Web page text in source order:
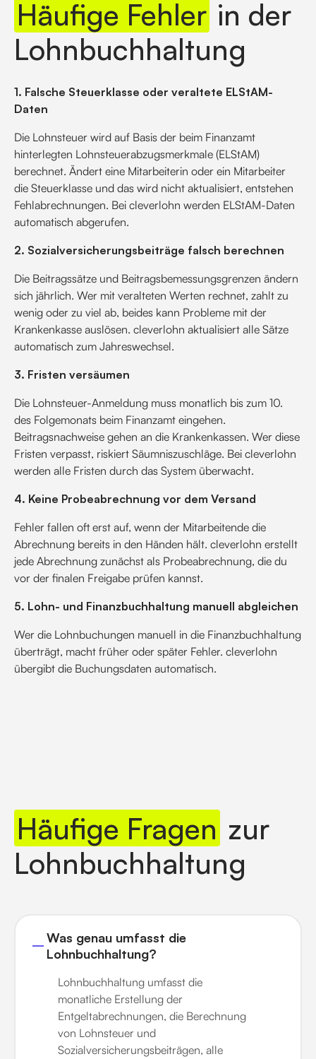
Häufige Fehler in der
Lohnbuchhaltung
1. Falsche Steuerklasse oder veraltete ELStAM-
Daten
Die Lohnsteuer wird auf Basis der beim Finanzamt
hinterlegten Lohnsteuerabzugsmerkmale (ELStAM)
berechnet. Ändert eine Mitarbeiterin oder ein Mitarbeiter
die Steuerklasse und das wird nicht aktualisiert, entstehen
Fehlabrechnungen. Bei cleverlohn werden ELStAM-Daten
automatisch abgerufen.
2. Sozialversicherungsbeiträge falsch berechnen
Die Beitragssätze und Beitragsbemessungsgrenzen ändern
sich jährlich. Wer mit veralteten Werten rechnet, zahlt zu
wenig oder zu viel ab, beides kann Probleme mit der
Krankenkasse auslösen. cleverlohn aktualisiert alle Sätze
automatisch zum Jahreswechsel.
3. Fristen versäumen
Die Lohnsteuer-Anmeldung muss monatlich bis zum 10.
des Folgemonats beim Finanzamt eingehen.
Beitragsnachweise gehen an die Krankenkassen. Wer diese
Fristen verpasst, riskiert Säumniszuschläge. Bei cleverlohn
werden alle Fristen durch das System überwacht.
4. Keine Probeabrechnung vor dem Versand
Fehler fallen oft erst auf, wenn der Mitarbeitende die
Abrechnung bereits in den Händen hält. cleverlohn erstellt
jede Abrechnung zunächst als Probeabrechnung, die du
vor der finalen Freigabe prüfen kannst.
5. Lohn- und Finanzbuchhaltung manuell abgleichen
Wer die Lohnbuchungen manuell in die Finanzbuchhaltung
überträgt, macht früher oder später Fehler. cleverlohn
übergibt die Buchungsdaten automatisch.
Häufige Fragen zur
Lohnbuchhaltung
Was genau umfasst die
Lohnbuchhaltung?
Lohnbuchhaltung umfasst die
monatliche Erstellung der
Entgeltabrechnungen, die Berechnung
von Lohnsteuer und
Sozialversicherungsbeiträgen, alle